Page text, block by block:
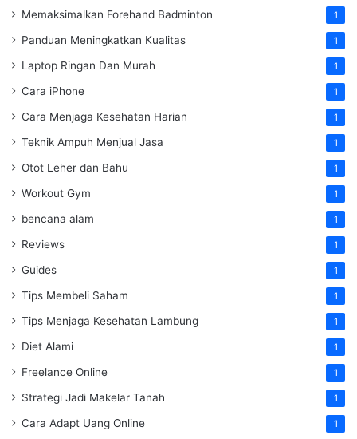
Memaksimalkan Forehand Badminton 1
Panduan Meningkatkan Kualitas 1
Laptop Ringan Dan Murah 1
Cara iPhone 1
Cara Menjaga Kesehatan Harian 1
Teknik Ampuh Menjual Jasa 1
Otot Leher dan Bahu 1
Workout Gym 1
bencana alam 1
Reviews 1
Guides 1
Tips Membeli Saham 1
Tips Menjaga Kesehatan Lambung 1
Diet Alami 1
Freelance Online 1
Strategi Jadi Makelar Tanah 1
Cara Adapt Uang Online 1